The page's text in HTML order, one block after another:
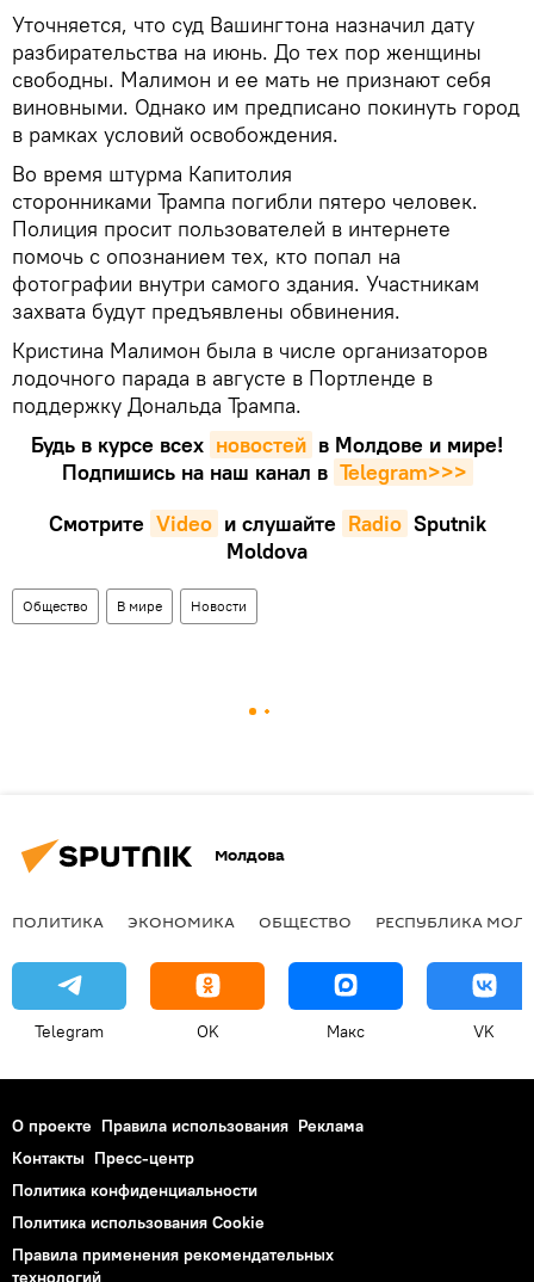
Уточняется, что суд Вашингтона назначил дату
разбирательства на июнь. До тех пор женщины
свободны. Малимон и ее мать не признают себя
виновными. Однако им предписано покинуть город
в рамках условий освобождения.
Во время штурма Капитолия
сторонниками Трампа погибли пятеро человек.
Полиция просит пользователей в интернете
помочь с опознанием тех, кто попал на
фотографии внутри самого здания. Участникам
захвата будут предъявлены обвинения.
Кристина Малимон была в числе организаторов
лодочного парада в августе в Портленде в
поддержку Дональда Трампа.
Будь в курсе всех новостей в Молдове и мире!
Подпишись на наш канал в Telegram>>>
Смотрите Video и слушайте Radio Sputnik
Moldova
Общество В мире Новости
Молдова
ПОЛИТИКА ЭКОНОМИКА ОБЩЕСТВО РЕСПУБЛИКА
Telegram OK Макс VK
О проекте Правила использования Реклама
Контакты Пресс-центр
Политика конфиденциальности
Политика использования Cookie
Правила применения рекомендательных
технологий